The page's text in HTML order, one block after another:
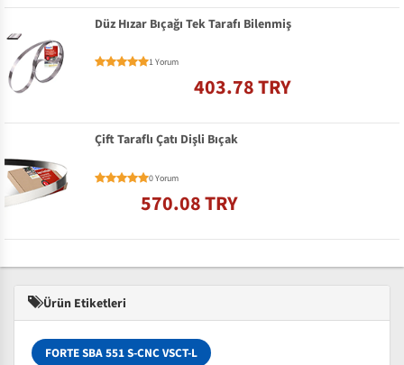
Düz Hızar Bıçağı Tek Tarafı Bilenmiş
1 Yorum
403.78 TRY
Çift Taraflı Çatı Dişli Bıçak
0 Yorum
570.08 TRY
Ürün Etiketleri
FORTE SBA 551 S-CNC VSCT-L